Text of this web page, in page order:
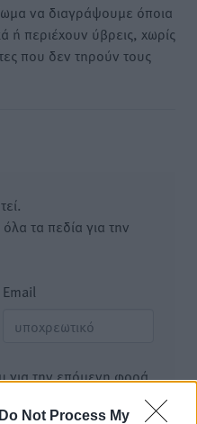
Do Not Process My
να διαγράψουμε όποια
ή περιέχουν ύβρεις, χωρίς
που δεν τηρούν τους
τα πεδία για την
Email
για την επόμενη φορά.